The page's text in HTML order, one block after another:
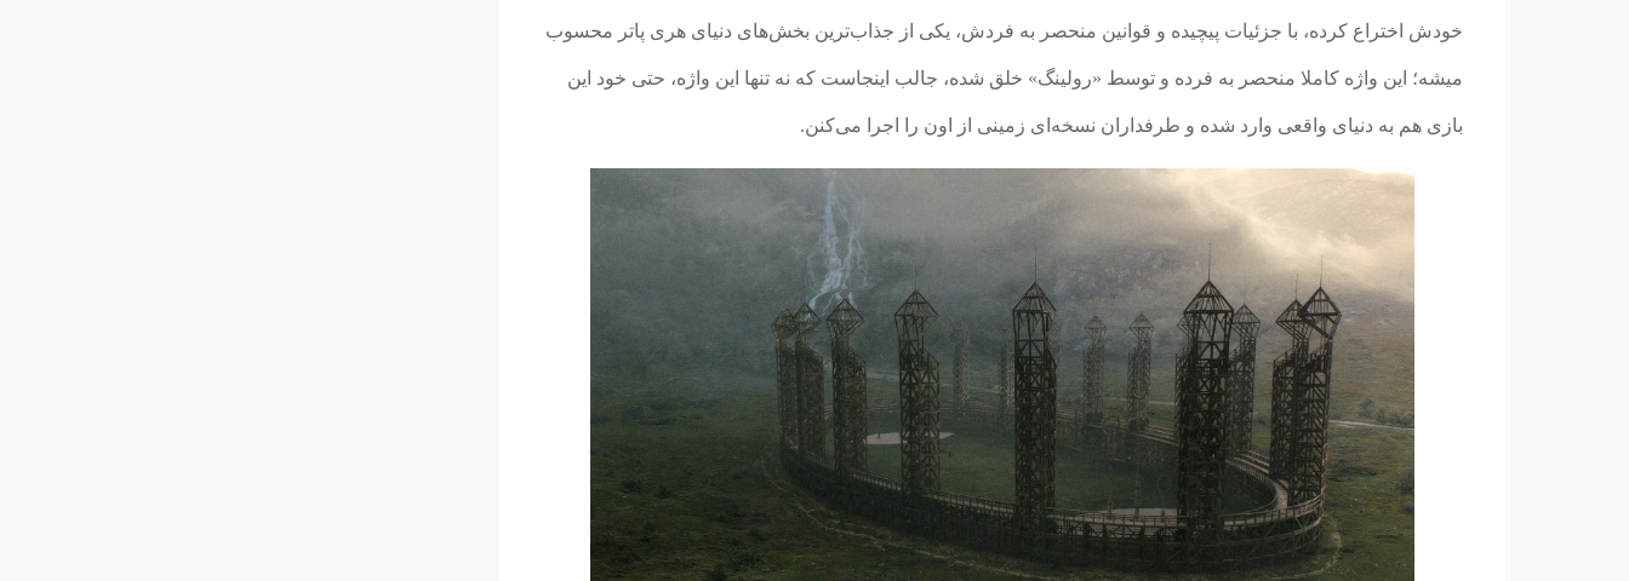
خودش اختراع کرده، با جزئیات پیچیده و قوانین منحصر به فردش، یکی از جذاب‌ترین بخش‌های دنیای هری پاتر محسوب
میشه؛ این واژه کاملا منحصر به فرده و توسط «رولینگ» خلق شده، جالب اینجاست که نه تنها این واژه، حتی خود این
بازی هم به دنیای واقعی وارد شده و طرفداران نسخه‌ای زمینی از اون را اجرا می‌کنن.